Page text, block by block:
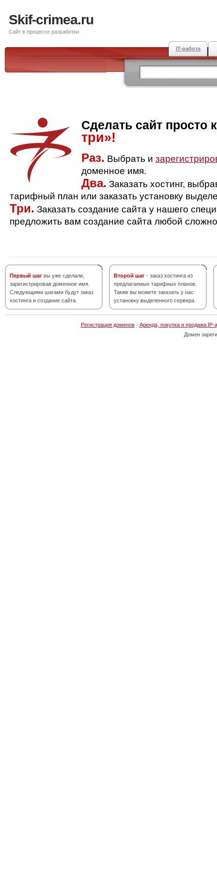
Skif-crimea.ru
Сайт в процессе разработки
IT-работа
Сделать сайт просто
три»!
Раз. Выбрать и
доменное имя.
Два. Заказать хостинг,
тарифный план или заказать установку
Три. Заказать создание сайта у нашего
предложить вам создание сайта любой
Первый шаг вы уже сделали,
зарегистрировав доменное имя.
Следующими шагами будут заказ
хостинга и создание сайта.
Второй шаг - заказ хостинга из
предлагаемых тарифных планов.
Также вы можете заказать у нас
установку выделенного сервера.
Регистрация доменов· Аренда, покупка и продажа IP-
Домен